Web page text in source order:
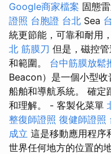
Google商家檔案 固態
證照 台胞證 台北 Sea
統更節能，可靠和耐用
北 筋膜刀 但是，磁控
和範圍。 台中筋膜放鬆
Beacon）是一個小型
船舶和導航系統。 確定
和理解。 - 客製化菜單
整復師證照 復健師證照
成立 這是移動應用程序
世界任何地方的位置的